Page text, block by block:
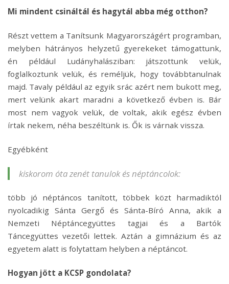
Mi mindent csináltál és hagytál abba még otthon?
Részt vettem a Tanítsunk Magyarországért programban,
melyben hátrányos helyzetű gyerekeket támogattunk,
én például Ludányhalásziban: játszottunk velük,
foglalkoztunk velük, és reméljük, hogy továbbtanulnak
majd. Tavaly például az egyik srác azért nem bukott meg,
mert velünk akart maradni a következő évben is. Bár
most nem vagyok velük, de voltak, akik egész évben
írtak nekem, néha beszéltünk is. Ők is várnak vissza.
Egyébként
kiskorom óta zenét tanulok és néptáncolok:
több jó néptáncos tanított, többek közt harmadiktól
nyolcadikig Sánta Gergő és Sánta-Bíró Anna, akik a
Nemzeti Néptáncegyüttes tagjai és a Bartók
Táncegyüttes vezetői lettek. Aztán a gimnázium és az
egyetem alatt is folytattam helyben a néptáncot.
Hogyan jött a KCSP gondolata?